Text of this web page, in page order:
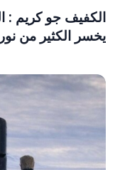
الكفيف جو كريم :
يخسر الكثير من